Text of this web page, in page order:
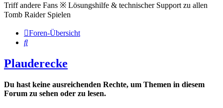
Triff andere Fans ※ Lösungshilfe & technischer Support zu allen
Tomb Raider Spielen
Foren-Übersicht
Suche
Plauderecke
Du hast keine ausreichenden Rechte, um Themen in diesem
Forum zu sehen oder zu lesen.